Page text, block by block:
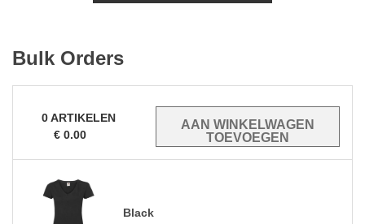
Bulk Orders
0ARTIKELEN
€ 0.00
Black